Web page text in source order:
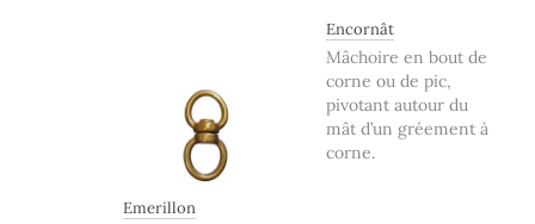
Emerillon
Encornât
Mâchoire en bout de
corne ou de pic,
pivotant autour du
mât d’un gréement à
corne.